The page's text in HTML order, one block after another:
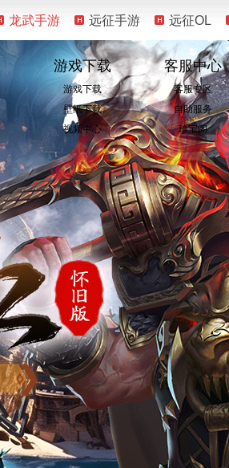
龙武手游 远征手游 远征OL
游戏下载
游戏下载
壁纸下载
视频中心
客服中心
客服专区
自助服务
珍宝阁